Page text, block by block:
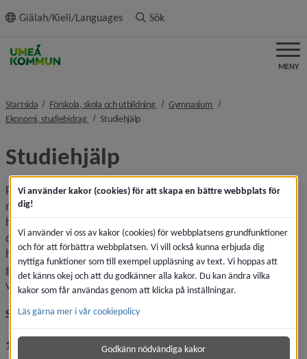
innehållet
Giälah/Kieli/Languages Sök
MENY
Startsida Förskola, skola och utbildning nivå i brödsmulenavigeringen
Gymnasium nivå i
Ekonomi, studiebidrag nivå i brödsmulenavigeringen
Studiehjälpnivå i brödsmulenavigeringen
Studiehjälp
Från och med kvartalet efter det man fyller 16 år till och
med vårterminen det år man fyller 20 kan man få studie­
hjälp. För att få studiehjälp måste man studera på heltid,
det vill säga använda hela sin arbetstid till studier. Studie­
hjälpen beviljas för gymnasiala studier vid till exempel
gymnasieskola, folkhögskola eller kommunal och statlig
vuxen­utbildning.
Studiehjälpen består av tre delar
1. Studiebidraget
Vi använder kakor (cookies) för att skapa en bättre webbplats för
dig!
Vi använder vi oss av kakor (cookies) för webbplatsens grundfunktioner
och för att förbättra webbplatsen. Vi vill också kunna erbjuda dig
nyttiga funktioner som till exempel uppläsning av text. Vi hoppas att
det känns okej och att du godkänner alla kakor. Du kan ändra vilka
kakor som får användas genom att klicka på inställningar.
Läs gärna mer i vår cookiepolicy
Godkänn nödvändiga kakor